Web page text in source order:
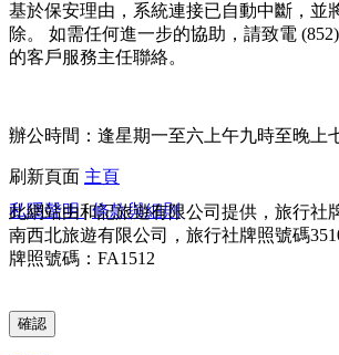
基於保安理由，系統連接已自動中斷，並
除。 如需任何進一步的協助，請致電
的客戶服務主任聯絡。
辦公時間：逢星期一至六上午九時至晚上
刷新頁面 主頁
私隱聲明|條款與細則
此網站由和記旅遊有限公司提供，旅行社
南西北旅遊有限公司，旅行社牌照號碼
牌照號碼：FA1512
確認